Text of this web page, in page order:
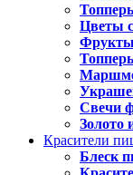
Цветы
Свечи
Золото
Красители
Блеск